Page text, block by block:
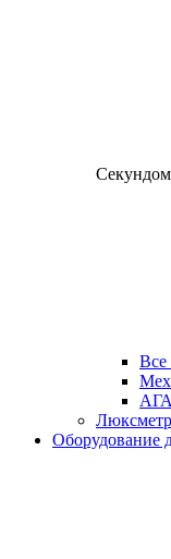
Все
Оборудование